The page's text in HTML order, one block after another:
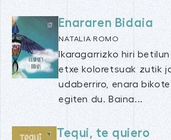
Enararen Bidaia
NATALIA ROMO
Ikaragarrizko hiri
etxe koloretsuak zutik
udaberriro, enara
egiten du. Baina...
Tequi, te quiero